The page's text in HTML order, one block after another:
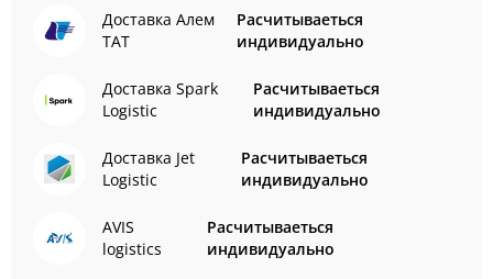
Доставка Алем
ТАТ
Расчитываеться
индивидуально
Доставка Spark
Logistic
Расчитываеться
индивидуально
Доставка Jet
Logistic
Расчитываеться
индивидуально
AVIS
logistics
Расчитываеться
индивидуально